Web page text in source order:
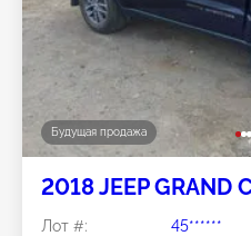
Будущая продажа
2018 JEEP GRAND
Лот #:
45******